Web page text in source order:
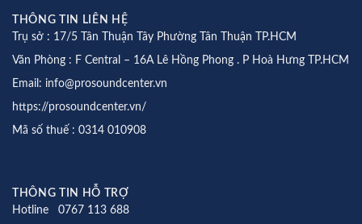
THÔNG TIN LIÊN HỆ
Trụ sở : 17/5 Tân Thuận Tây Phường Tân Thuận TP.HCM
Văn Phòng : F Central – 16A Lê Hồng Phong . P Hoà Hưng TP.HCM
Email: info@prosoundcenter.vn
https://prosoundcenter.vn/
Mã số thuế : 0314 010908
THÔNG TIN HỖ TRỢ
Hotline 0767 113 688